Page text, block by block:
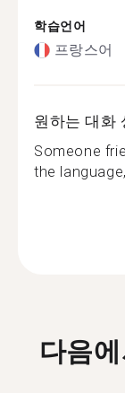
학습언어
프랑스어
원하는 대화
Someone
the
다음